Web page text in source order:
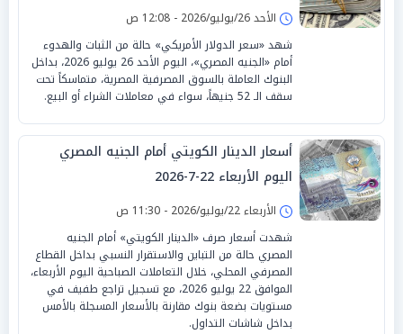
الأحد 26/يوليو/2026 - 12:08 ص
شهد «سعر الدولار الأمريكي» حالة من الثبات والهدوء
أمام «الجنيه المصري»، اليوم الأحد 26 يوليو 2026، بداخل
البنوك العاملة بالسوق المصرفية المصرية، متماسكاً تحت
سقف الـ 52 جنيهاً، سواء في معاملات الشراء أو البيع.
أسعار الدينار الكويتي أمام الجنيه المصري
اليوم الأربعاء 22-7-2026
الأربعاء 22/يوليو/2026 - 11:30 ص
شهدت أسعار صرف «الدينار الكويتي» أمام الجنيه
المصري حالة من التباين والاستقرار النسبي بداخل القطاع
المصرفي المحلي، خلال التعاملات الصباحية اليوم الأربعاء،
الموافق 22 يوليو 2026، مع تسجيل تراجع طفيف في
مستويات بضعة بنوك مقارنة بالأسعار المسجلة بالأمس
بداخل شاشات التداول.